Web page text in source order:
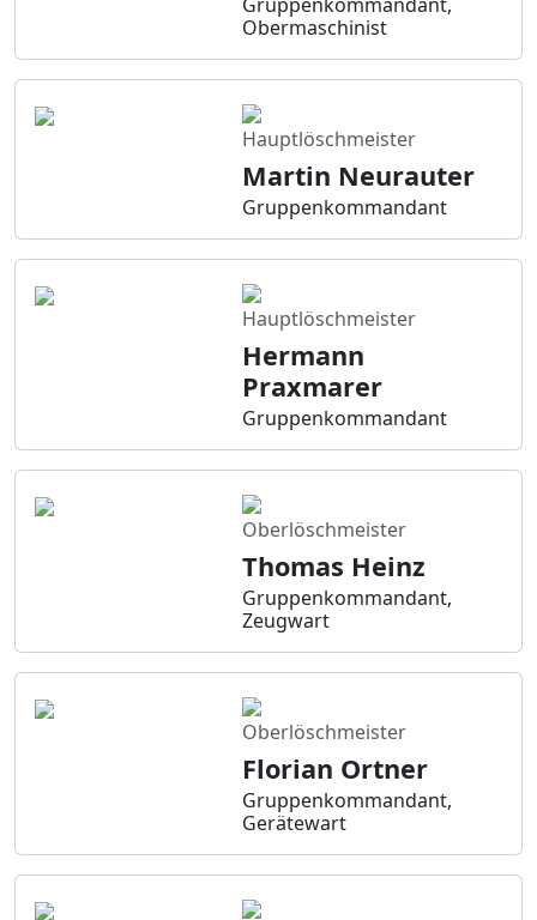
Obermaschinist
Hauptlöschmeister
Martin Neurauter
Gruppenkommandant
Hauptlöschmeister
Hermann
Praxmarer
Gruppenkommandant
Oberlöschmeister
Thomas Heinz
Gruppenkommandant,
Zeugwart
Oberlöschmeister
Florian Ortner
Gruppenkommandant,
Gerätewart